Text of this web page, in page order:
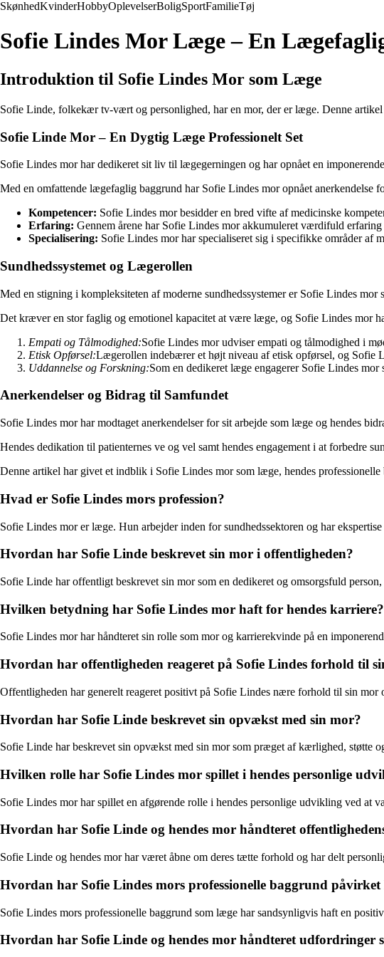
SkønhedKvinderHobbyOplevelserBoligSportFamilieTøj
Sofie Lindes Mor Læge – En
Introduktion til Sofie Lindes Mor som Læge
Sofie Linde, folkekær tv-vært og personlighed, har en mor, der er læge. Denne
Sofie Linde Mor – En Dygtig Læge Professionelt Set
Sofie Lindes mor har dedikeret sit liv til lægegerningen og har opnået en
Med en omfattende lægefaglig baggrund har Sofie Lindes mor opnået anerkendelse
Kompetencer: Sofie Lindes mor besidder en bred vifte af medicinske
Erfaring: Gennem årene har Sofie Lindes mor akkumuleret værdifuld
Specialisering: Sofie Lindes mor har specialiseret sig i specifikke områder af
Sundhedssystemet og Lægerollen
Med en stigning i kompleksiteten af moderne sundhedssystemer er Sofie Lindes
Det kræver en stor faglig og emotionel kapacitet at være læge, og Sofie Lindes mor
Empati og Tålmodighed:Sofie Lindes mor udviser empati og tålmodighed i
Etisk Opførsel:Lægerollen indebærer et højt niveau af etisk opførsel, og Sofie
Uddannelse og Forskning:Som en dedikeret læge engagerer Sofie Lindes
Anerkendelser og Bidrag til Samfundet
Sofie Lindes mor har modtaget anerkendelser for sit arbejde som læge og hendes
Hendes dedikation til patienternes ve og vel samt hendes engagement i at forbedre
Denne artikel har givet et indblik i Sofie Lindes mor som læge, hendes professionelle
Hvad er Sofie Lindes mors profession?
Sofie Lindes mor er læge. Hun arbejder inden for sundhedssektoren og har
Hvordan har Sofie Linde beskrevet sin mor i offentligheden?
Sofie Linde har offentligt beskrevet sin mor som en dedikeret og omsorgsfuld
Hvilken betydning har Sofie Lindes mor haft for hendes karriere?
Sofie Lindes mor har håndteret sin rolle som mor og karrierekvinde på en
Hvordan har offentligheden reageret på Sofie Lindes forhold til
Offentligheden har generelt reageret positivt på Sofie Lindes nære forhold til sin mor
Hvordan har Sofie Linde beskrevet sin opvækst med sin mor?
Sofie Linde har beskrevet sin opvækst med sin mor som præget af kærlighed, støtte
Hvilken rolle har Sofie Lindes mor spillet i hendes personlige
Sofie Lindes mor har spillet en afgørende rolle i hendes personlige udvikling ved at
Hvordan har Sofie Linde og hendes mor håndteret
Sofie Linde og hendes mor har været åbne om deres tætte forhold og har delt
Hvordan har Sofie Lindes mors professionelle baggrund påvirket
Sofie Lindes mors professionelle baggrund som læge har sandsynligvis haft en
Hvordan har Sofie Linde og hendes mor håndteret udfordringer